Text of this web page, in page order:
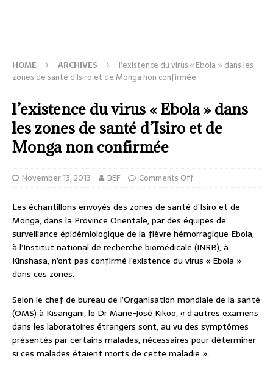
HOME ARCHIVES
l’existence du virus « Ebola » dans les
zones de santé d’Isiro et de Monga non confirmée
l’existence du virus « Ebola » dans
les zones de santé d’Isiro et de
Monga non confirmée
November 13, 2013 BEF Comments Off
Les échantillons envoyés des zones de santé d’Isiro et de
Monga, dans la Province Orientale, par des équipes de
surveillance épidémiologique de la fièvre hémorragique Ebola,
à l’Institut national de recherche biomédicale (INRB), à
Kinshasa, n’ont pas confirmé l’existence du virus « Ebola »
dans ces zones.
Selon le chef de bureau de l’Organisation mondiale de la santé
(OMS) à Kisangani, le Dr Marie-José Kikoo, « d’autres examens
dans les laboratoires étrangers sont, au vu des symptômes
présentés par certains malades, nécessaires pour déterminer
si ces malades étaient morts de cette maladie ».